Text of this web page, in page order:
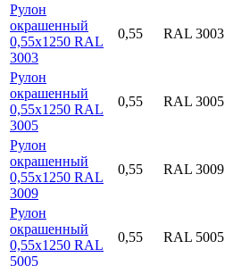
Рулон
окрашенный
0,55х1250 RAL
3003
0,55 RAL 3003
Рулон
окрашенный
0,55х1250 RAL
3005
0,55 RAL 3005
Рулон
окрашенный
0,55х1250 RAL
3009
0,55 RAL 3009
Рулон
окрашенный
0,55х1250 RAL
5005
0,55 RAL 5005